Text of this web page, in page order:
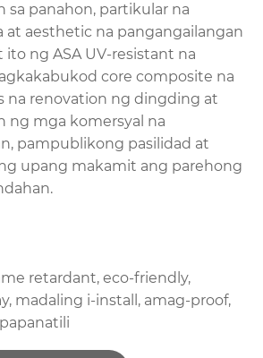
sa panahon, partikular na
at aesthetic na pangangailangan
ng ASA UV-resistant na
core composite na
na renovation ng dingding at
ng mga komersyal na
pampublikong pasilidad at
upang makamit ang parehong
retardant, eco-friendly,
madaling i-install, amag-proof,